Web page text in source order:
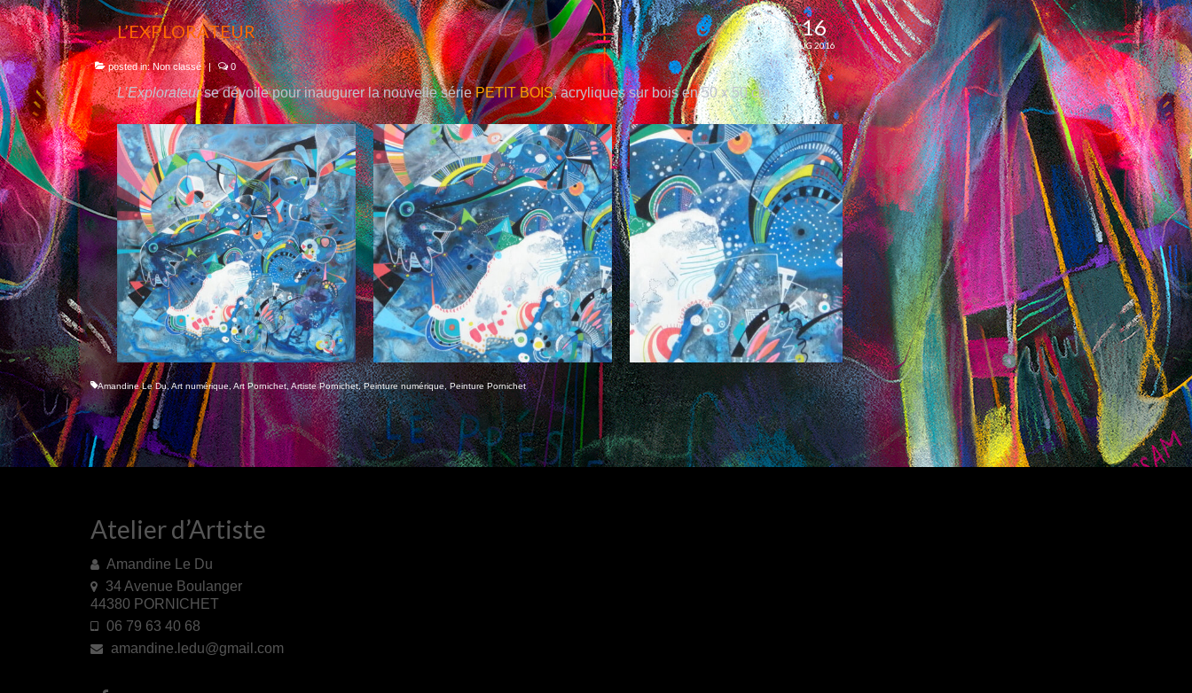
16
AUG 2016
L’EXPLORATEUR
posted in:Non classé | 0
L’Explorateurse dévoile pour inaugurer la nouvelle sériePETIT BOIS, acryliques sur bois en 50 x 50 cm.
Amandine Le Du,Art numérique,Art Pornichet,Artiste Pornichet,Peinture numérique, Peinture Pornichet
Atelier d’Artiste
Amandine Le Du
34 Avenue Boulanger
44380 PORNICHET
06 79 63 40 68
amandine.ledu@gmail.com